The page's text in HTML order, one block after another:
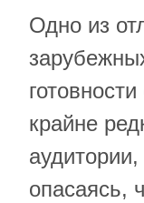
Одно из
крайне
опасаясь,